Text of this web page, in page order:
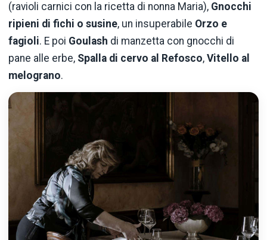
(ravioli carnici con la ricetta di nonna Maria), Gnocchi
ripieni di fichi o susine, un insuperabile Orzo e
fagioli. E poi Goulash di manzetta con gnocchi di
pane alle erbe, Spalla di cervo al Refosco, Vitello al
melograno.